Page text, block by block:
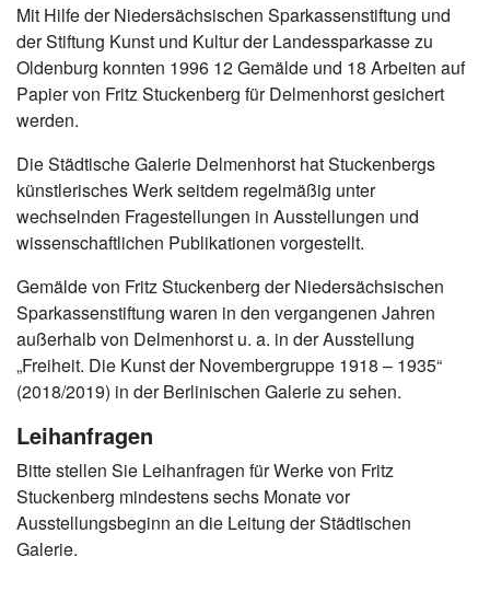
Mit Hilfe der Niedersächsischen Sparkassenstiftung und
der Stiftung Kunst und Kultur der Landessparkasse zu
Oldenburg konnten 1996 12 Gemälde und 18 Arbeiten auf
Papier von Fritz Stuckenberg für Delmenhorst gesichert
werden.
Die Städtische Galerie Delmenhorst hat Stuckenbergs
künstlerisches Werk seitdem regelmäßig unter
wechselnden Fragestellungen in Ausstellungen und
wissenschaftlichen Publikationen vorgestellt.
Gemälde von Fritz Stuckenberg der Niedersächsischen
Sparkassenstiftung waren in den vergangenen Jahren
außerhalb von Delmenhorst u. a. in der Ausstellung
„Freiheit. Die Kunst der Novembergruppe 1918 – 1935“
(2018/2019) in der Berlinischen Galerie zu sehen.
Leihanfragen
Bitte stellen Sie Leihanfragen für Werke von Fritz
Stuckenberg mindestens sechs Monate vor
Ausstellungsbeginn an die Leitung der Städtischen
Galerie.